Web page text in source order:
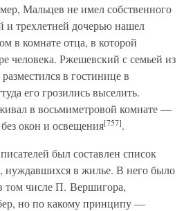
Мальцев не имел собственного
и трехлетней дочерью нашел
в комнате отца, в которой
человека. Ржешевский с семьей из
в гостинице в
его грозились выселить.
в восьмиметровой комнате —
окон и освещения[757].
был составлен список
нуждавшихся в жилье. В него было
том числе П. Вершигора,
но по какому принципу —